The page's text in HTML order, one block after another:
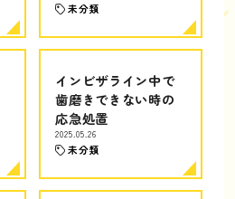
未分類
インビザライン中で
歯磨きできない時の
応急処置
2025.05.26
未分類